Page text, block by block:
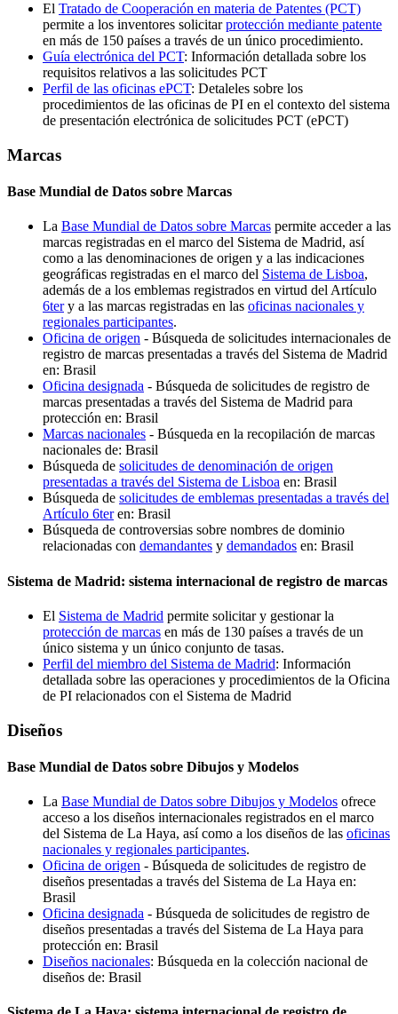
El Tratado de Cooperación en materia de Patentes (PCT)
permite a los inventores solicitarprotección mediante patente
en más de 150 países a través de un único procedimiento.
Guía electrónica del PCT: Información detallada sobre los
requisitos relativos a las solicitudes PCT
Perfil de las oficinas ePCT: Detaleles sobre los
procedimientos de las oficinas de PI en el contexto del sistema
de presentación electrónica de solicitudes PCT (ePCT)
Marcas
Base Mundial de Datos sobre Marcas
La Base Mundial de Datos sobre Marcas permite acceder a las
marcas registradas en el marco del Sistema de Madrid, así
como a las denominaciones de origen y a las indicaciones
geográficas registradas en el marco del Sistema de Lisboa,
además de a los emblemas registrados en virtud del Artículo
6tery a las marcas registradas en las oficinas nacionales y
regionales participantes.
Oficina de origen - Búsqueda de solicitudes internacionales de
registro de marcas presentadas a través del Sistema de Madrid
en: Brasil
Oficina designada - Búsqueda de solicitudes de registro de
marcas presentadas a través del Sistema de Madrid para
protección en: Brasil
Marcas nacionales - Búsqueda en la recopilación de marcas
nacionales de: Brasil
Búsqueda de solicitudes de denominación de origen
presentadas a través del Sistema de Lisboa en: Brasil
Búsqueda de solicitudes de emblemas presentadas a través del
Artículo 6teren: Brasil
Búsqueda de controversias sobre nombres de dominio
relacionadas con demandantes y demandados en: Brasil
Sistema de Madrid: sistema internacional de registro de marcas
El Sistema de Madrid permite solicitar y gestionar la
protección de marcas en más de 130 países a través de un
único sistema y un único conjunto de tasas.
Perfil del miembro del Sistema de Madrid: Información
detallada sobre las operaciones y procedimientos de la Oficina
de PI relacionados con el Sistema de Madrid
Diseños
Base Mundial de Datos sobre Dibujos y Modelos
La Base Mundial de Datos sobre Dibujos y Modelos ofrece
acceso a los diseños internacionales registrados en el marco
del Sistema de La Haya, así como a los diseños de las oficinas
nacionales y regionales participantes.
Oficina de origen - Búsqueda de solicitudes de registro de
diseños presentadas a través del Sistema de La Haya en:
Brasil
Oficina designada - Búsqueda de solicitudes de registro de
diseños presentadas a través del Sistema de La Haya para
protección en: Brasil
Diseños nacionales: Búsqueda en la colección nacional de
diseños de: Brasil